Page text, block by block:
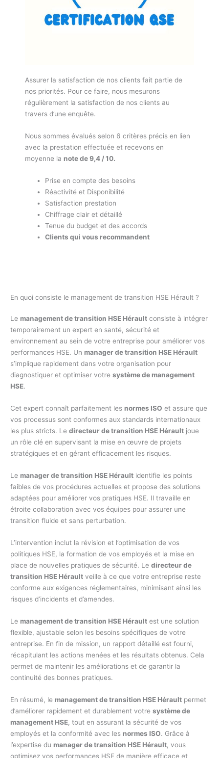
Assurer la satisfaction de nos clients fait partie de
nos priorités. Pour ce faire, nous mesurons
régulièrement la satisfaction de nos clients au
travers d’une enquête.
Nous sommes évalués selon 6 critères précis en lien
avec la prestation effectuée et recevons en
moyenne la note de 9,4 / 10.
Prise en compte des besoins
Réactivité et Disponibilité
Satisfaction prestation
Chiffrage clair et détaillé
Tenue du budget et des accords
Clients qui vous recommandent
En quoi consiste le management de transition HSE Hérault ?
Le management de transition HSE Hérault consiste à intégrer
temporairement un expert en santé, sécurité et
environnement au sein de votre entreprise pour améliorer vos
performances HSE. Un manager de transition HSE Hérault
s’implique rapidement dans votre organisation pour
diagnostiquer et optimiser votresystème de management
HSE.
Cet expert connaît parfaitement les normes ISO et assure que
vos processus sont conformes aux standards internationaux
les plus stricts. Ledirecteur de transition HSE Hérault joue
un rôle clé en supervisant la mise en œuvre de projets
stratégiques et en gérant efficacement les risques.
Le manager de transition HSE Hérault identifie les points
faibles de vos procédures actuelles et propose des solutions
adaptées pour améliorer vos pratiques HSE. Il travaille en
étroite collaboration avec vos équipes pour assurer une
transition fluide et sans perturbation.
L’intervention inclut la révision et l’optimisation de vos
politiques HSE, la formation de vos employés et la mise en
place de nouvelles pratiques de sécurité. Ledirecteur de
transition HSE Hérault veille à ce que votre entreprise reste
conforme aux exigences réglementaires, minimisant ainsi les
risques d’incidents et d’amendes.
Le management de transition HSE Hérault est une solution
flexible, ajustable selon les besoins spécifiques de votre
entreprise. En fin de mission, un rapport détaillé est fourni,
récapitulant les actions menées et les résultats obtenus. Cela
permet de maintenir les améliorations et de garantir la
continuité des bonnes pratiques.
En résumé, le management de transition HSE Hérault permet
d’améliorer rapidement et durablement votresystème de
management HSE, tout en assurant la sécurité de vos
employés et la conformité avec les normes ISO. Grâce à
l’expertise du manager de transition HSE Hérault, vous
optimisez vos performances HSE de manière efficace et